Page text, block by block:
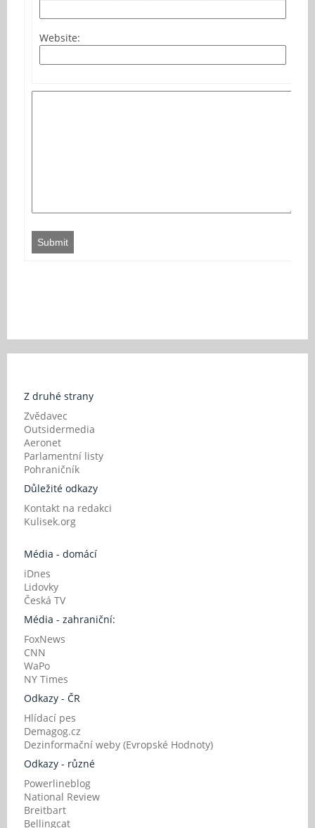
Website:
Submit
Z druhé strany
Zvědavec
Outsidermedia
Aeronet
Parlamentní listy
Pohraničník
Důležité odkazy
Kontakt na redakci
Kulisek.org
Média - domácí
iDnes
Lidovky
Česká TV
Média - zahraniční:
FoxNews
CNN
WaPo
NY Times
Odkazy - ČR
Hlídací pes
Demagog.cz
Dezinformační weby (Evropské Hodnoty)
Odkazy - různé
Powerlineblog
National Review
Breitbart
Bellingcat